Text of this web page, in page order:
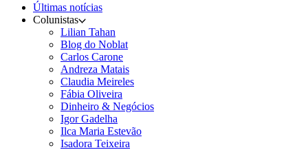
Últimas notícias
Colunistas
Lilian Tahan
Blog do Noblat
Carlos Carone
Andreza Matais
Claudia Meireles
Fábia Oliveira
Dinheiro & Negócios
Igor Gadelha
Ilca Maria Estevão
Isadora Teixeira